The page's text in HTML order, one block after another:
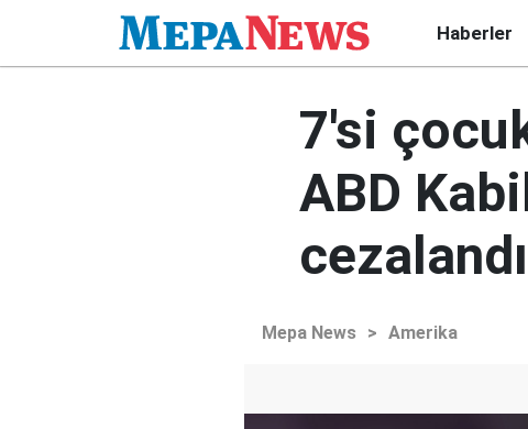
Haberler
7'si
ABD
Mepa News > Amerika